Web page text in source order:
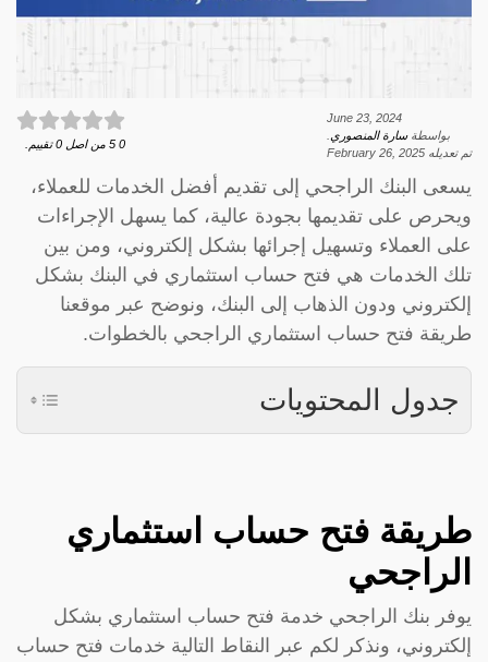
June 23, 2024
بواسطةسارة المنصوري
تم تعديله February 26, 2025
0
5 من اصل 0 تقييم.
يسعى البنك الراجحي إلى تقديم أفضل الخدمات للعملاء،
ويحرص على تقديمها بجودة عالية، كما يسهل الإجراءات
على العملاء وتسهيل إجرائها بشكل إلكتروني، ومن بين
تلك الخدمات هي فتح حساب استثماري في البنك بشكل
إلكتروني ودون الذهاب إلى البنك، ونوضح عبر موقعنا
طريقة فتح حساب استثماري الراجحي بالخطوات.
جدول المحتويات
طريقة فتح حساب استثماري
الراجحي
يوفر بنك الراجحي خدمة فتح حساب استثماري بشكل
إلكتروني، ونذكر لكم عبر النقاط التالية خدمات فتح حساب